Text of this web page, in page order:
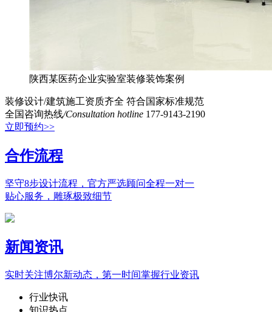
陕西某医药企业实验室装修装饰案例
装修设计/建筑施工资质齐全 符合国家标准规范
全国咨询热线/Consultation hotline 177-9143-2190
立即预约>>
合作流程
坚守8步设计流程，官方严选顾问全程一对一
贴心服务，雕琢极致细节
新闻资讯
实时关注博尔新动态，第一时间掌握行业资讯
行业快讯
知识热点